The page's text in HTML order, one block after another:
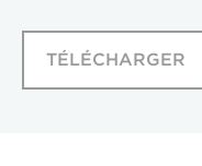
TÉLÉCHARGER